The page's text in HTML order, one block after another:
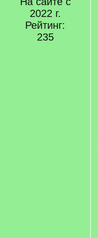
2022 г.
Рейтинг:
235